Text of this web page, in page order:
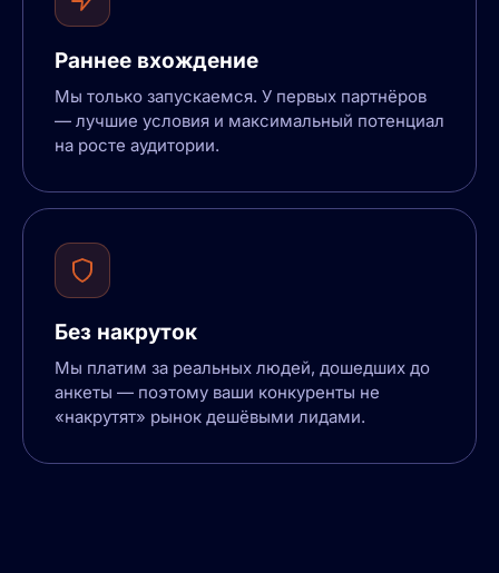
Раннее вхождение
Мы только запускаемся. У первых партнёров
— лучшие условия и максимальный потенциал
на росте аудитории.
Без накруток
Мы платим за реальных людей, дошедших до
анкеты — поэтому ваши конкуренты не
«накрутят» рынок дешёвыми лидами.